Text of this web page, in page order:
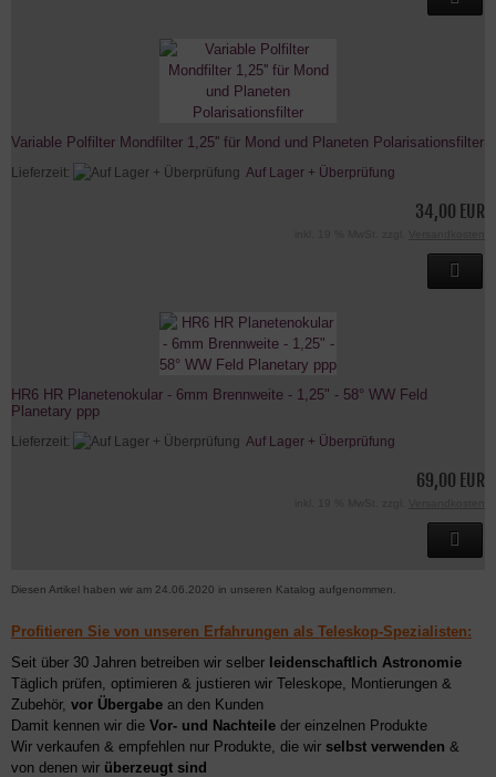
Variable Polfilter Mondfilter 1,25'' für Mond und Planeten Polarisationsfilter
Lieferzeit: Auf Lager + Überprüfung
34,00 EUR
HR6 HR Planetenokular - 6mm Brennweite - 1,25" - 58° WW Feld
Planetary ppp
Lieferzeit: Auf Lager + Überprüfung
69,00 EUR
Diesen Artikel haben wir am 24.06.2020 in unseren Katalog aufgenommen.
Profitieren Sie von unseren Erfahrungen als Teleskop-Spezialisten:
Seit über 30 Jahren betreiben wir selber leidenschaftlich Astronomie
Täglich prüfen, optimieren & justieren wir Teleskope, Montierungen &
Zubehör, vor Übergabe an den Kunden
Damit kennen wir die Vor- und Nachteile der einzelnen Produkte
Wir verkaufen & empfehlen nur Produkte, die wir selbst verwenden &
von denen wir überzeugt sind